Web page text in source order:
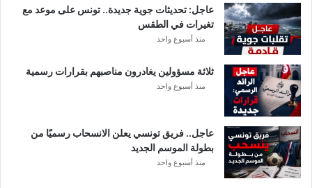
عاجل: تحديثات جوية جديدة.. تونس على موعد مع
تغيرات في الطقس
منذ أسبوع واحد
ثلاثة مسؤولين يغادرون مناصبهم بقرارات رسمية
منذ أسبوع واحد
عاجل.. فريق تونسي يعلن الانسحاب رسميًا من
بطولة الموسم الجديد
منذ أسبوع واحد